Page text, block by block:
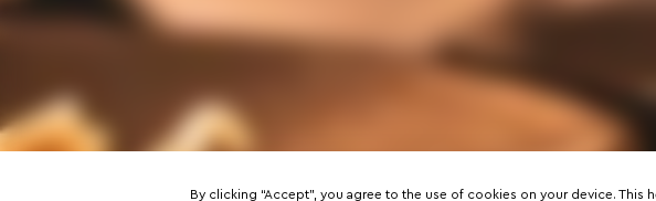
By clicking “Accept”, you agree to the use of cookies on your device. This